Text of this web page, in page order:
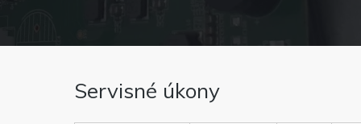
Servisné úkony